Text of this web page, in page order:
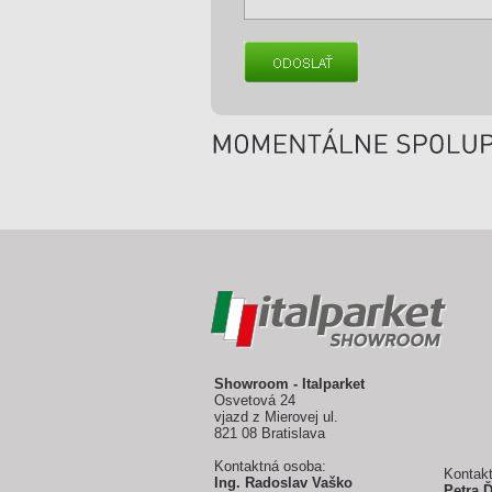
Showroom - Italparket
Osvetová 24
vjazd z Mierovej ul.
821 08 Bratislava
Kontaktná osoba:
Ing. Radoslav Vaško